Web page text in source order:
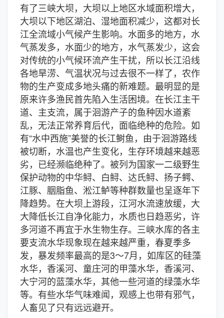
有了三峡大坝，大坝以上地区水域面积增大，
大坝以下地区湖泊、湿地面积减少，这都对长
江全流域小气候产生影响。水面多的地方，水
气蒸发多，水面少的地方，水气蒸发少，这会
对传统的小气候环流产生干扰，所以长江沿线
各地旱涝、气温状况与过去很不一样了，农作
物的生产变成多地头痛的新难题。最明显的是
原来许多渔民首先陷入生活困境。在长江主干
道、主支流，属于洄游产子的鱼种因水道紊
乱，无法正常养育后代，面临绝种的危险。如
有“水中西施”美誉的长江鲥鱼，由于洄游路线
被切断，水温也产生变化，生存环境越来越恶
劣，已经濒临绝种了。被列为国家一二级野生
保护动物的中华鲟、白鲟、达氏鲟、扬子鳄、
江豚、胭脂鱼、淞江鲈等种群数量也呈逐年下
降趋势。在大坝上游段，江河水流速放缓，大
大降低长江自净化能力，水质也日趋恶劣，许
多河道不再宜于水生物生存。三峡水库的各主
要支流水华现象现在越来越严重，春夏季多
发，暴发频率最高的是3～7月，如库区的硅藻
水华，香溪河、童庄河的甲藻水华，香溪河、
大宁河的蓝藻水华，其他一些河道的绿藻水华
等。有些水华气味难闻，观感上也带有邪气，
人畜见了只有远远避开。